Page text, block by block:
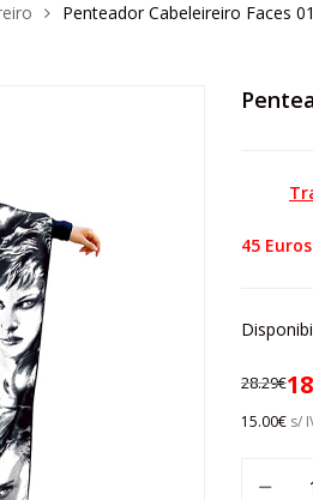
Penteador Cabeleireiro Faces
45
28.29€
15.00€ s/